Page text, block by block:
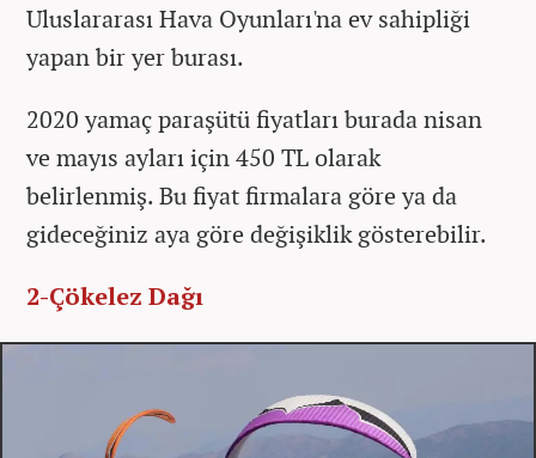
Uluslararası Hava Oyunları'na ev sahipliği
yapan bir yer burası.
2020 yamaç paraşütü fiyatları burada nisan
ve mayıs ayları için 450 TL olarak
belirlenmiş. Bu fiyat firmalara göre ya da
gideceğiniz aya göre değişiklik gösterebilir.
2-Çökelez Dağı